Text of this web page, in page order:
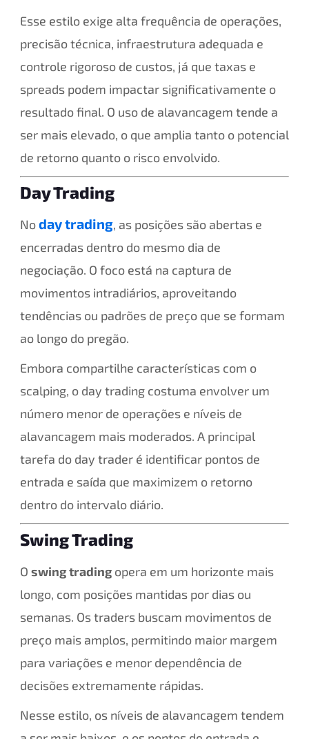
Esse estilo exige alta frequência de operações,
precisão técnica, infraestrutura adequada e
controle rigoroso de custos, já que taxas e
spreads podem impactar significativamente o
resultado final. O uso de alavancagem tende a
ser mais elevado, o que amplia tanto o potencial
de retorno quanto o risco envolvido.
Day Trading
Noday trading, as posições são abertas e
encerradas dentro do mesmo dia de
negociação. O foco está na captura de
movimentos intradiários, aproveitando
tendências ou padrões de preço que se formam
ao longo do pregão.
Embora compartilhe características com o
scalping, o day trading costuma envolver um
número menor de operações e níveis de
alavancagem mais moderados. A principal
tarefa do day trader é identificar pontos de
entrada e saída que maximizem o retorno
dentro do intervalo diário.
Swing Trading
O swing tradingopera em um horizonte mais
longo, com posições mantidas por dias ou
semanas. Os traders buscam movimentos de
preço mais amplos, permitindo maior margem
para variações e menor dependência de
decisões extremamente rápidas.
Nesse estilo, os níveis de alavancagem tendem